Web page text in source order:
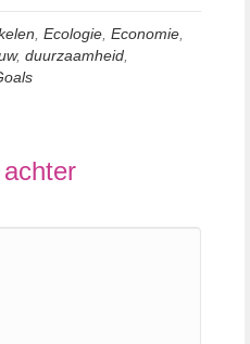
, Ecologie, Economie,
, duurzaamheid,